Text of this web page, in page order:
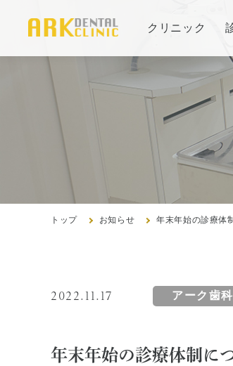
クリニック
当院の治療方針と、運営する各医
コンセプト
審美治療/ホワイトニング
症例集
再生療法とは
トップ お知らせ 年末年始の診療体
2022.11.17 アーク歯科
年末年始の診療体制に